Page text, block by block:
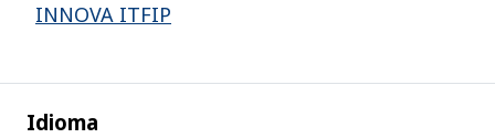
INNOVA ITFIP
Idioma